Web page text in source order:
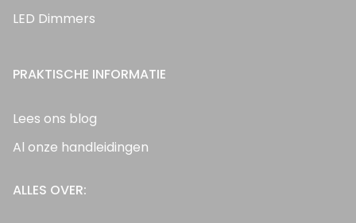
LED Dimmers
PRAKTISCHE INFORMATIE
Lees ons blog
Al onze handleidingen
ALLES OVER: